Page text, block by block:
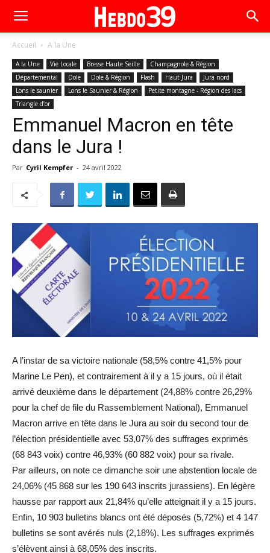
Accueil A la Une
A la Une Vie Locale Bresse Haute Seille
Champagnole & Région
Départemental
Dole Dole & Région Flash Haut Jura
Jura nord
Lons le saunier
Lons le Saunier & Région
Petite montagne - Région des lacs
Triangle d’or
Emmanuel Macron en tête
dans le Jura !
Par Cyril Kempfer - 24 avril 2022
A l’instar de sa victoire nationale (58,5% contre 41,5% pour
Marine Le Pen), et contrairement à il y a 15 jours, où il était
arrivé deuxième dans le département (24,88% contre 26,29%
pour la chef de file du Rassemblement National), Emmanuel
Macron arrive en tête dans le Jura au soir du second tour de
l’élection présidentielle avec 53,07% des suffrages exprimés
(68 843 voix) contre 46,93% (60 882 voix) pour sa rivale.
Par ailleurs, on note ce dimanche soir une abstention locale de
24,06% (45 868 sur les 190 643 inscrits jurassiens). En légère
hausse par rapport aux 21,84% qu’elle atteignait il y a 15 jours.
Enfin, 10 903 bulletins blancs ont été déposés (5,72%) et 4 147
bulletins se sont avérés nuls (2,18%). Les suffrages exprimés
s’élèvent ainsi à 68,05% des inscrits.